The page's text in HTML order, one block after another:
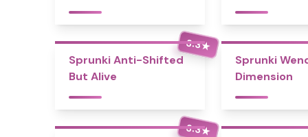
3.3★
Sprunki Anti-Shifted
But Alive
Sprunki
Dimension
3.3★